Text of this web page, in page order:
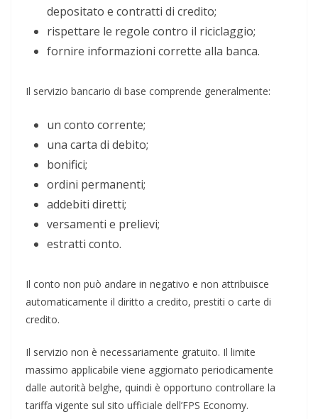
depositato e contratti di credito;
rispettare le regole contro il riciclaggio;
fornire informazioni corrette alla banca.
Il servizio bancario di base comprende generalmente:
un conto corrente;
una carta di debito;
bonifici;
ordini permanenti;
addebiti diretti;
versamenti e prelievi;
estratti conto.
Il conto non può andare in negativo e non attribuisce
automaticamente il diritto a credito, prestiti o carte di
credito.
Il servizio non è necessariamente gratuito. Il limite
massimo applicabile viene aggiornato periodicamente
dalle autorità belghe, quindi è opportuno controllare la
tariffa vigente sul sito ufficiale dell’FPS Economy.